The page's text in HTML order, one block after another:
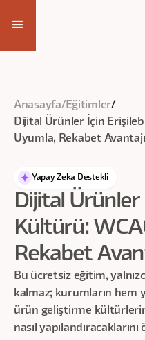
Anasayfa/ Eğitimler/
Dijital Ürünler İçin
Uyumla, Rekabet
Yapay Zeka Destekli
Dijital Ürünler
Kültürü:
Rekabet
Bu ücretsiz eğitim,
kalmaz; kurumların hem
ürün geliştirme
nasıl